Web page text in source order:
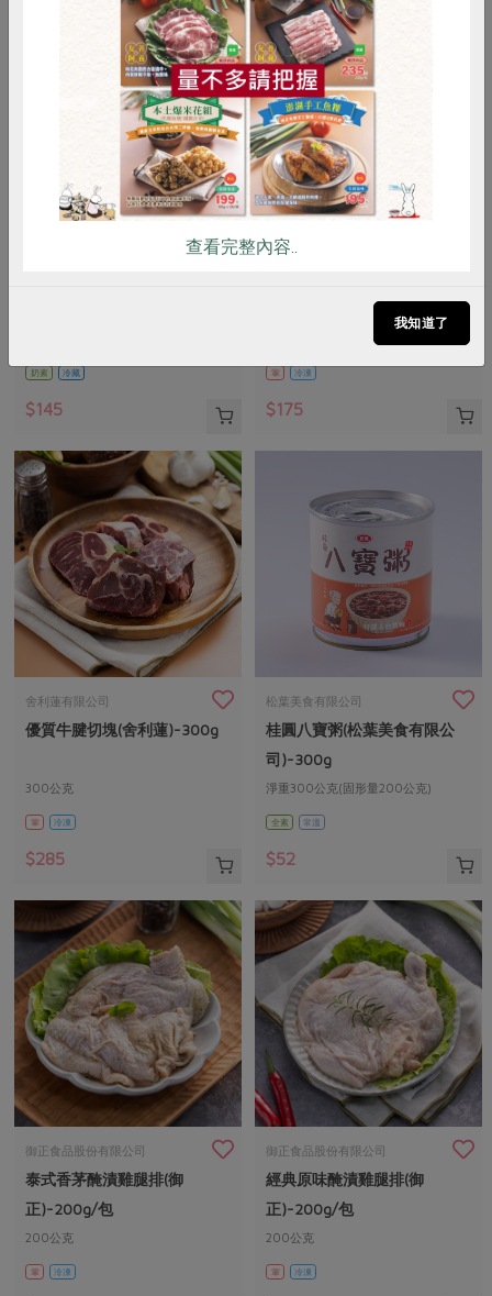
奶素 冷藏
$145
保證責任花蓮縣肉品運銷合作社
225公克(固形物200公克)
葷 冷凍
$175
舍利蓮有限公司
優質牛腱切塊(舍利蓮)-300g
300公克
葷 冷凍
$285
松葉美食有限公司
桂圓八寶粥(松葉美食有限公
司)-300g
淨重300公克(固形量200公克)
全素 常溫
$52
御正食品股份有限公司
泰式香茅醃漬雞腿排(御
正)-200g/包
200公克
葷 冷凍
御正食品股份有限公司
經典原味醃漬雞腿排(御
正)-200g/包
200公克
葷 冷凍
RPET 食譜 減硝酸鹽
雞蛋 食安 共同購買
查看完整內容..
我知道了